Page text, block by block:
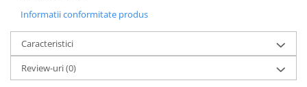
Informatii conformitate produs
Caracteristici
Review-uri(0)